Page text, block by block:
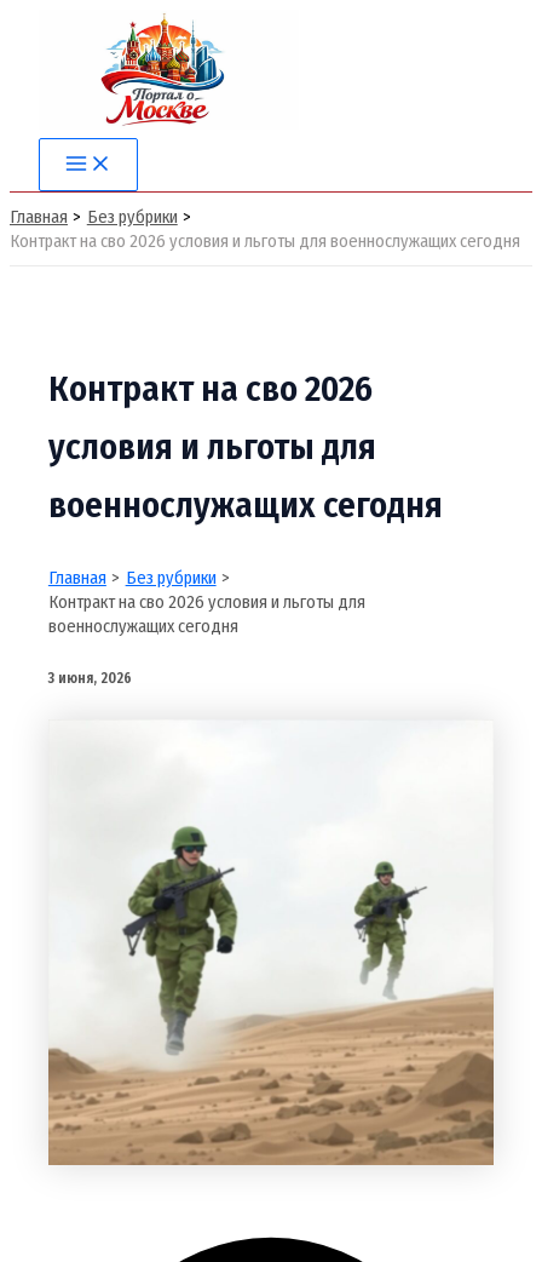
содержимому
Main
Menu
Главная
Без рубрики
Контракт на сво 2026 условия и льготы для военнослужащих сегодня
Контракт на сво 2026
условия и льготы для
военнослужащих сегодня
Главная
Без рубрики
Контракт на сво 2026 условия и льготы для
военнослужащих сегодня
3 июня, 2026